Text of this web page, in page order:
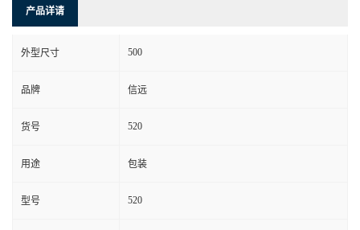
产品详请
外型尺寸 500
品牌 信远
货号 520
用途 包装
型号 520